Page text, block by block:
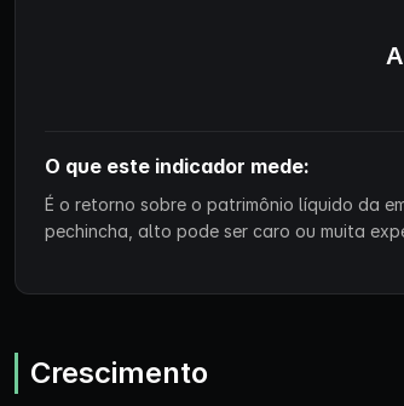
O que este indicador mede:
É o retorno sobre o patrimônio líquido da
pechincha, alto pode ser caro ou muita
Crescimento